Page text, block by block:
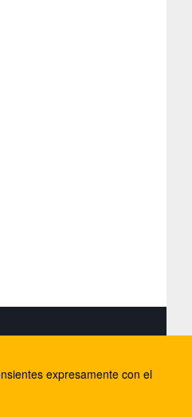
expresamente con el